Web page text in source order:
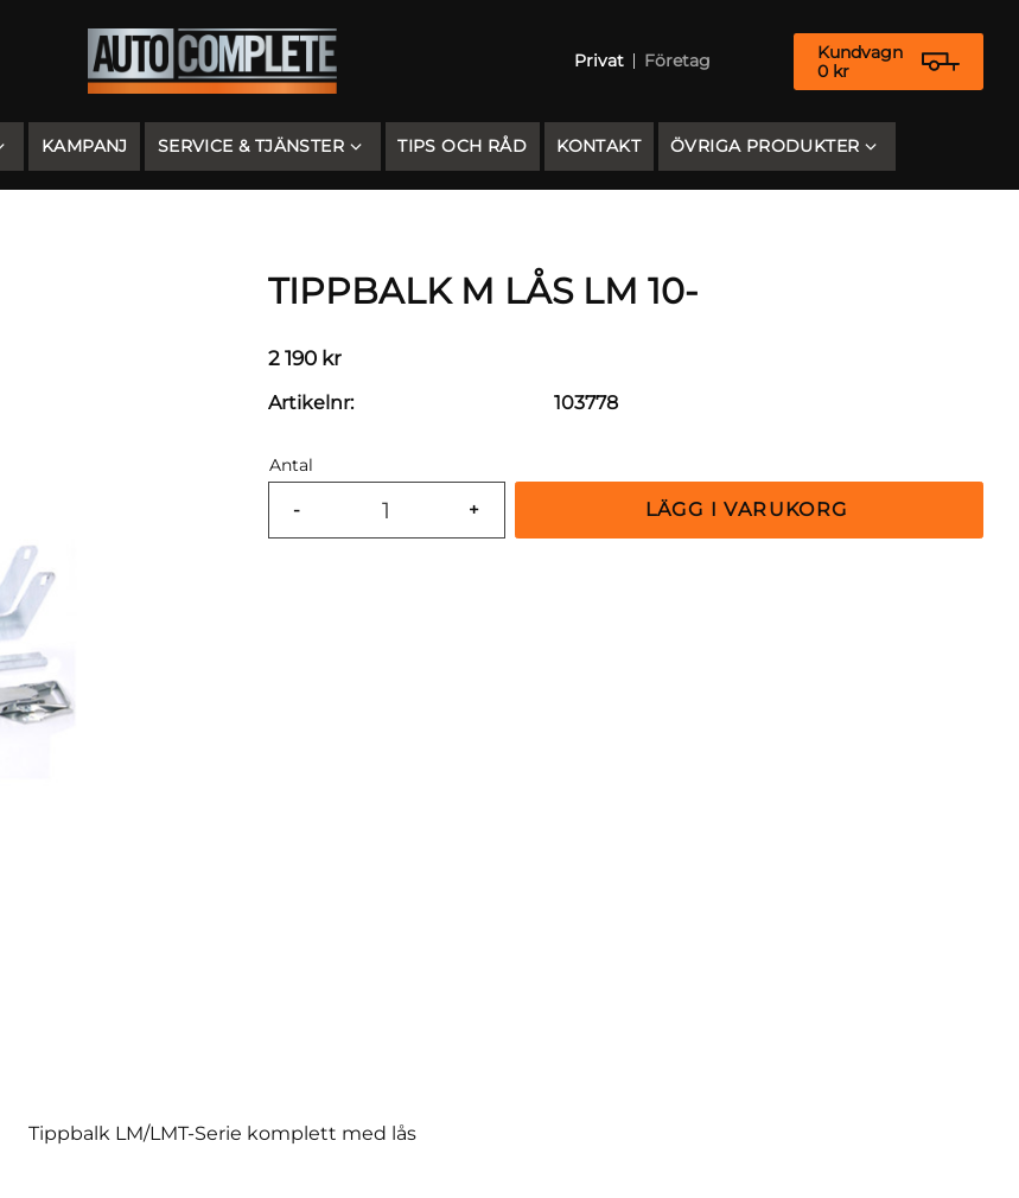
Privat Företag
Kundvagn
0 kr
KAMPANJ SERVICE & TJÄNSTER TIPS OCH RÅD KONTAKT ÖVRIGA PRODUKTER
TIPPBALK M LÅS LM 10-
2 190kr
Antal
+
-
Artikelnr 103778
Tippbalk LM/LMT-Serie komplett med lås